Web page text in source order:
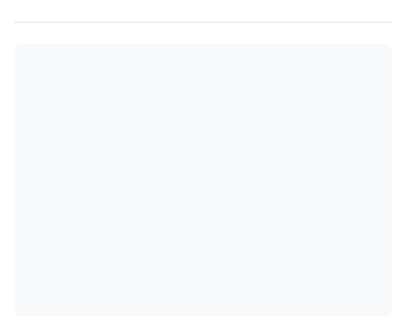
necessidades do momento, a serem atendidas com o